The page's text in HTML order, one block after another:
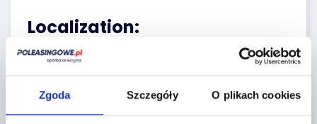
Zgoda Szczegóły O plikach cookies
Localization:
83-200 Starogard Gdański,
Pelplińska 24
+